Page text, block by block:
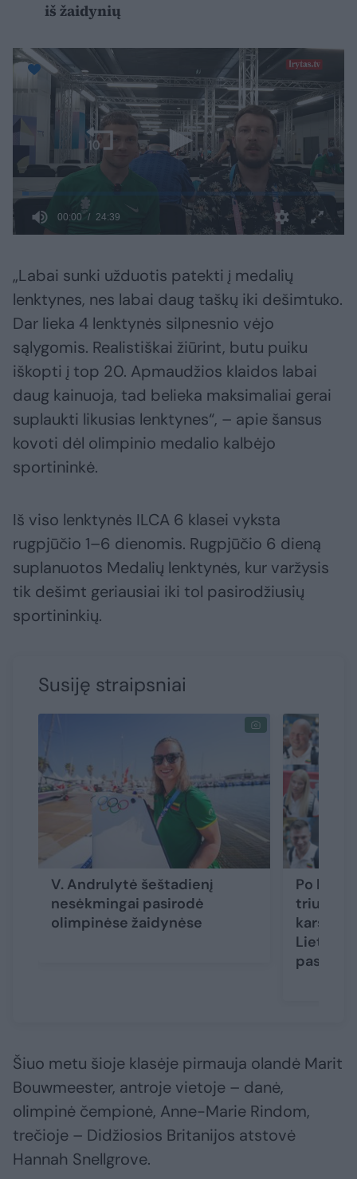
iš žaidynių
„Labai sunki užduotis patekti į medalių
lenktynes, nes labai daug taškų iki dešimtuko.
Dar lieka 4 lenktynės silpnesnio vėjo
sąlygomis. Realistiškai žiūrint, butu puiku
iškopti į top 20. Apmaudžios klaidos labai
daug kainuoja, tad belieka maksimaliai gerai
suplaukti likusias lenktynes“, – apie šansus
kovoti dėl olimpinio medalio kalbėjo
sportininkė.
Iš viso lenktynės ILCA 6 klasei vyksta
rugpjūčio 1–6 dienomis. Rugpjūčio 6 dieną
suplanuotos Medalių lenktynės, kur varžysis
tik dešimt geriausiai iki tol pasirodžiusių
sportininkių.
Susiję straipsniai
V. Andrulytė šeštadienį
nesėkmingai pasirodė
olimpinėse žaidynėse
Po
triumfo
pasaka“
Šiuo metu šioje klasėje pirmauja olandė Marit
Bouwmeester, antroje vietoje – danė,
olimpinė čempionė, Anne-Marie Rindom,
trečioje – Didžiosios Britanijos atstovė
Hannah Snellgrove.